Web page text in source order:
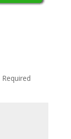
Required